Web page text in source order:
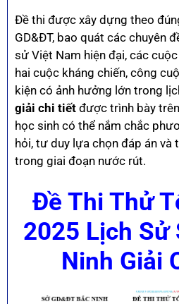
Đề thi được xây dựng theo
GD&ĐT, bao quát các chuyên
sử Việt Nam hiện đại, các
hai cuộc kháng chiến, công
kiện có ảnh hưởng lớn trong
giải chi tiết được trình bày
học sinh có thể nắm chắc
hỏi, tư duy lựa chọn đáp án và
trong giai đoạn nước rút.
Đề Thi Thử
2025 Lịch Sử
Ninh Giải